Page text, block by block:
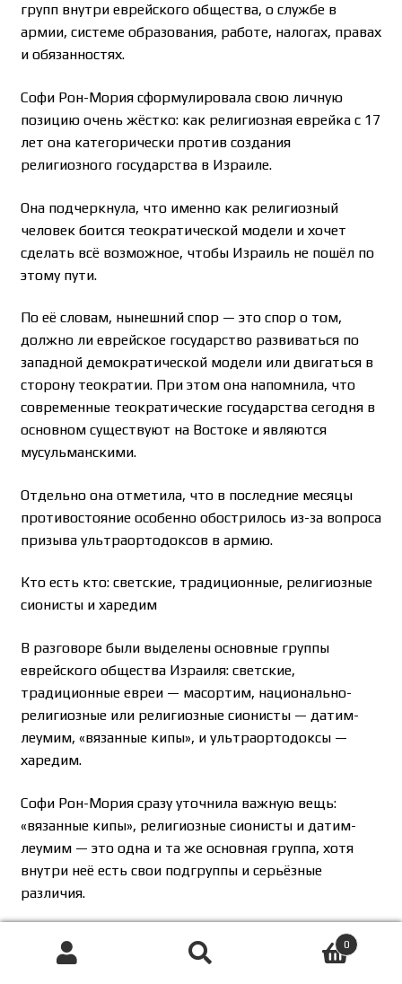
групп внутри еврейского общества, о службе в
армии, системе образования, работе, налогах, правах
и обязанностях.
Софи Рон-Мория сформулировала свою личную
позицию очень жёстко: как религиозная еврейка с 17
лет она категорически против создания
религиозного государства в Израиле.
Она подчеркнула, что именно как религиозный
человек боится теократической модели и хочет
сделать всё возможное, чтобы Израиль не пошёл по
этому пути.
По её словам, нынешний спор — это спор о том,
должно ли еврейское государство развиваться по
западной демократической модели или двигаться в
сторону теократии. При этом она напомнила, что
современные теократические государства сегодня в
основном существуют на Востоке и являются
мусульманскими.
Отдельно она отметила, что в последние месяцы
противостояние особенно обострилось из-за вопроса
призыва ультраортодоксов в армию.
Кто есть кто: светские, традиционные, религиозные
сионисты и харедим
В разговоре были выделены основные группы
еврейского общества Израиля: светские,
традиционные евреи — масортим, национально-
религиозные или религиозные сионисты — датим-
леумим, «вязанные кипы», и ультраортодоксы —
харедим.
Софи Рон-Мория сразу уточнила важную вещь:
«вязанные кипы», религиозные сионисты и датим-
леумим — это одна и та же основная группа, хотя
внутри неё есть свои подгруппы и серьёзные
различия.
Для объяснения она использовала образ из своей
книги «Левая, правая, где сторона». В книге, по её
0